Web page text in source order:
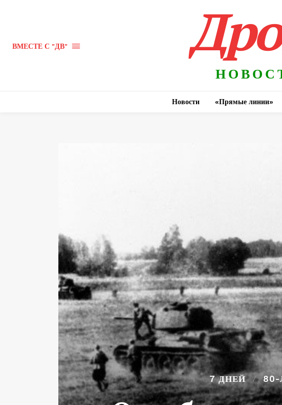
ВМЕСТЕ С "ДВ"
Новости «Прямые линии»
7 ДНЕЙ